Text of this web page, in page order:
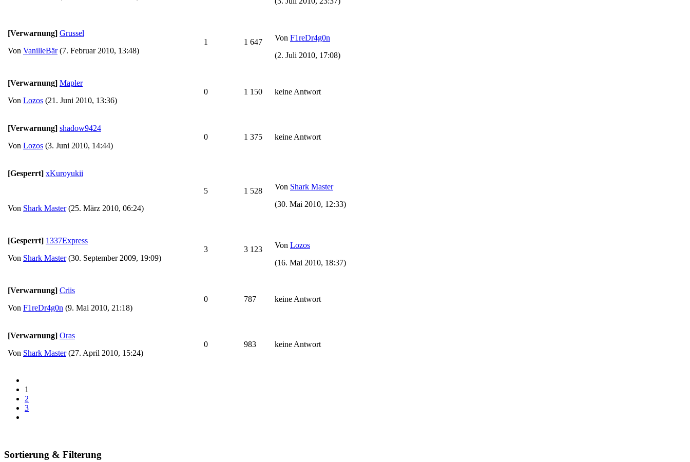
[Verwarnung] Grussel
Von VanilleBär(7. Februar 2010, 13:48)
1 1 647 Von F1reDr4g0n
(2. Juli 2010, 17:08)
[Verwarnung] Mapler
Von Lozos (21. Juni 2010, 13:36)
0 1 150 keine Antwort
[Verwarnung] shadow9424
Von Lozos (3. Juni 2010, 14:44)
0 1 375 keine Antwort
[Gesperrt] xKuroyukii
Von Shark Master(25. März 2010, 06:24)
5 1 528 Von Shark Master
(30. Mai 2010, 12:33)
[Gesperrt] 1337Express
Von Shark Master(30. September 2009, 19:09)
3 3 123 Von Lozos
(16. Mai 2010, 18:37)
[Verwarnung] Criis
Von F1reDr4g0n (9. Mai 2010, 21:18)
0 787 keine Antwort
[Verwarnung] Oras
Von Shark Master(27. April 2010, 15:24)
0 983 keine Antwort
1
2
3
Sortierung & Filterung